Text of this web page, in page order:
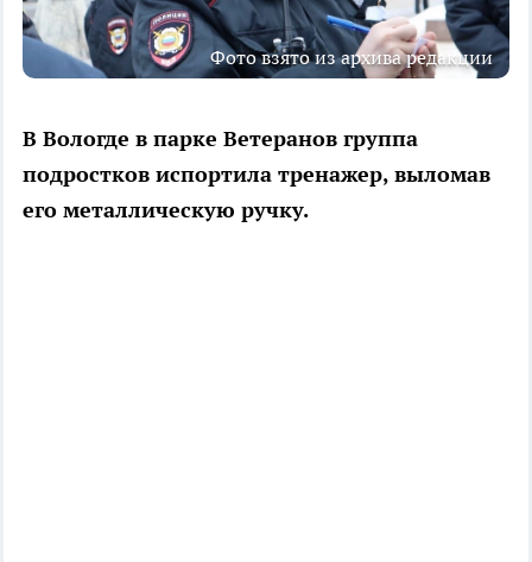
Фото взято из архива редакции
В Вологде в парке Ветеранов группа
подростков испортила тренажер, выломав
его металлическую ручку.